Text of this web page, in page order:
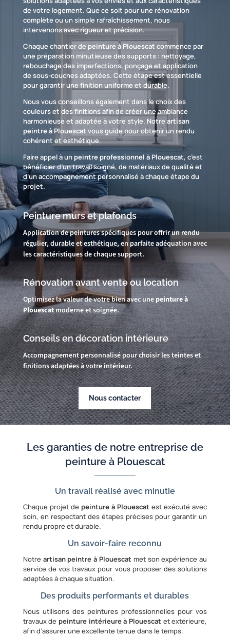
de votre logement. Que ce soit pour une rénovation
complète ou un simple rafraîchissement, nous
intervenons avec rigueur et précision.
Chaque chantier de peinture à Plouescat commence par
une préparation minutieuse des supports : nettoyage,
rebouchage des imperfections, ponçage et application
de sous-couches adaptées. Cette étape est essentielle
pour garantir une finition uniforme et durable.
Nous vous conseillons également dans le choix des
couleurs et des finitions afin de créer une ambiance
harmonieuse et adaptée à votre style. Notreartisan
peintre à Plouescat vous guide pour obtenir un rendu
cohérent et esthétique.
Faire appel à un peintre professionnel à Plouescat, c’est
bénéficier d’un travail soigné, de matériaux de qualité et
d’un accompagnement personnalisé à chaque étape du
projet.
Peinture murs et plafonds
Application de peintures spécifiques pour offrir un rendu
régulier, durable et esthétique, en parfaite adéquation avec
les caractéristiques de chaque support.
Rénovation avant vente ou location
Optimisez la valeur de votre bien avec unepeinture à
Plouescatmoderne et soignée.
Conseils en décoration intérieure
Accompagnement personnalisé pour choisir les teintes et
finitions adaptées à votre intérieur.
Nous contacter
Les garanties de notre entreprise de
peinture à Plouescat
Un travail réalisé avec minutie
Chaque projet de peinture à Plouescat est exécuté avec
soin, en respectant des étapes précises pour garantir un
rendu propre et durable.
Un savoir-faire reconnu
Notre artisan peintre à Plouescat met son expérience au
service de vos travaux pour vous proposer des solutions
adaptées à chaque situation.
Des produits performants et durables
Nous utilisons des peintures professionnelles pour vos
travaux de peinture intérieure à Plouescat et extérieure,
afin d’assurer une excellente tenue dans le temps.